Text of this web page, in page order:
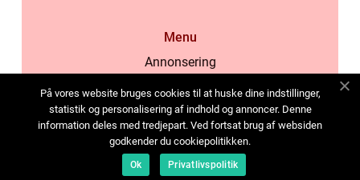
Menu
Annonsering
Cookies
Kontakta oss
Sitemap
På vores website bruges cookies til at huske dine indstillinger,
statistik og personalisering af indhold og annoncer. Denne
information deles med tredjepart. Ved fortsat brug af websiden
godkender du cookiepolitikken.
Ok Privatlivspolitik